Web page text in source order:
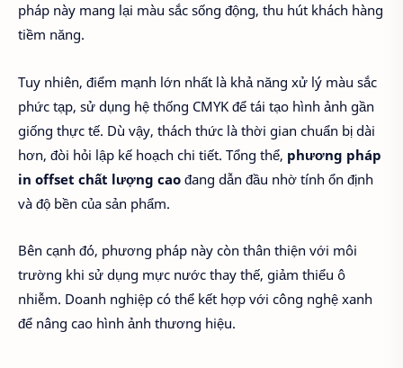
pháp này mang lại màu sắc sống động, thu hút khách hàng
tiềm năng.
Tuy nhiên, điểm mạnh lớn nhất là khả năng xử lý màu sắc
phức tạp, sử dụng hệ thống CMYK để tái tạo hình ảnh gần
giống thực tế. Dù vậy, thách thức là thời gian chuẩn bị dài
hơn, đòi hỏi lập kế hoạch chi tiết. Tổng thể, phương pháp
in offset chất lượng cao đang dẫn đầu nhờ tính ổn định
và độ bền của sản phẩm.
Bên cạnh đó, phương pháp này còn thân thiện với môi
trường khi sử dụng mực nước thay thế, giảm thiểu ô
nhiễm. Doanh nghiệp có thể kết hợp với công nghệ xanh
để nâng cao hình ảnh thương hiệu.